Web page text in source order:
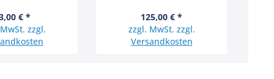
€ *
zzgl.
125,00 € *
zzgl. MwSt. zzgl.
Versandkosten